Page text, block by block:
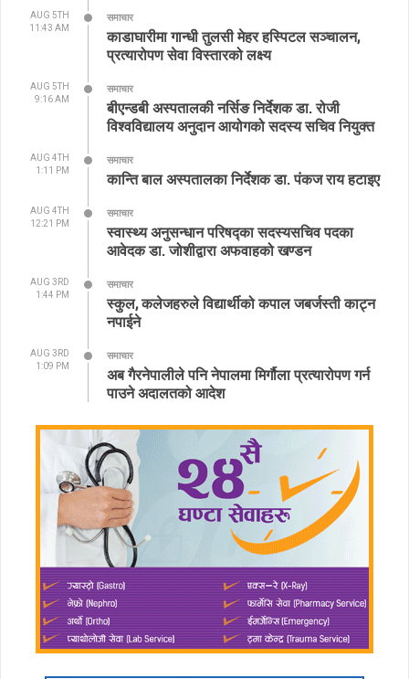
AUG 5TH
11:43 AM
समाचार
काडाघारीमा गान्धी तुलसी मेहर हस्पिटल सञ्चालन,
प्रत्यारोपण सेवा विस्तारको लक्ष्य
AUG 5TH
9:16 AM
समाचार
बीएन्डबी अस्पतालकी नर्सिङ निर्देशक डा. रोजी
विश्वविद्यालय अनुदान आयोगको सदस्य सचिव नियुक्त
AUG 4TH
1:11 PM
समाचार
कान्ति बाल अस्पतालका निर्देशक डा. पंकज राय हटाइए
AUG 4TH
12:21 PM
समाचार
स्वास्थ्य अनुसन्धान परिषद्का सदस्यसचिव पदका
आवेदक डा. जोशीद्वारा अफवाहको खण्डन
AUG 3RD
1:44 PM
समाचार
स्कुल, कलेजहरुले विद्यार्थीको कपाल जबर्जस्ती काट्न
नपाईने
AUG 3RD
1:09 PM
समाचार
अब गैरनेपालीले पनि नेपालमा मिर्गौला प्रत्यारोपण गर्न
पाउने अदालतको आदेश